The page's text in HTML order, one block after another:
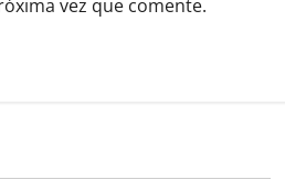
vez que comente.